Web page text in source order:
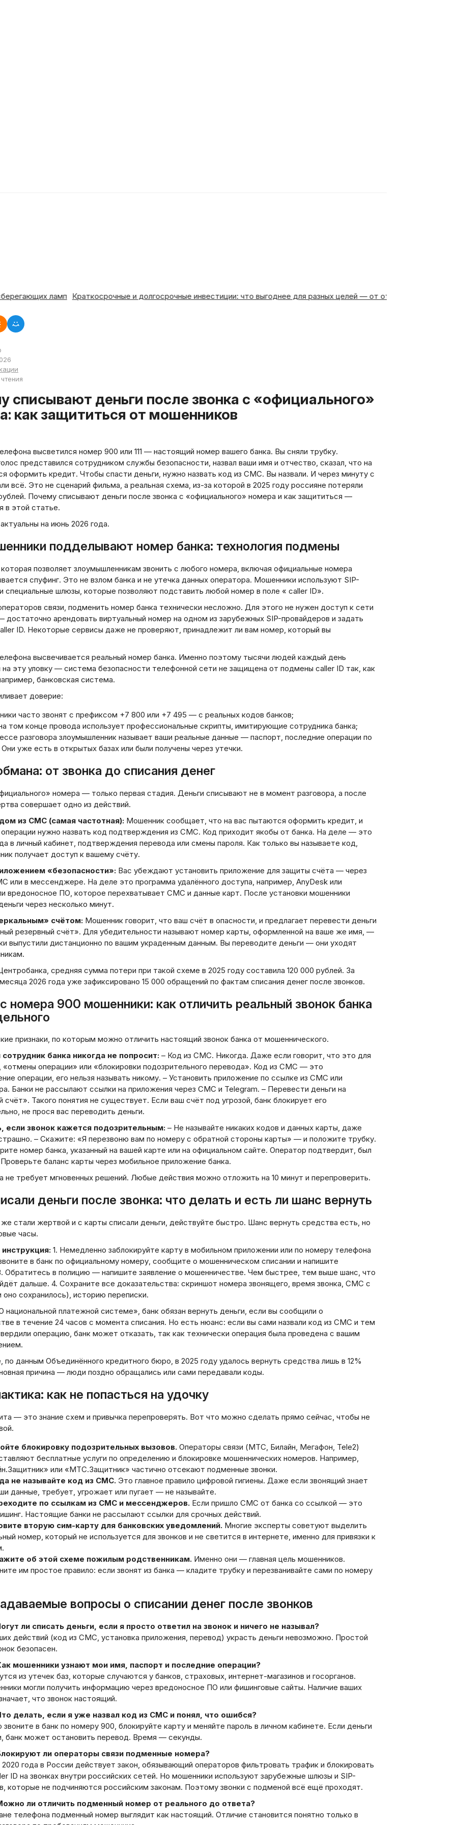
ламп Краткосрочные и долгосрочные инвестиции: что выгоднее для разных целей — от отпуска до пенсии
как защититься от мошенников
высветился номер 900 или 111 — настоящий номер вашего банка. Вы сняли трубку.
представился сотрудником службы безопасности, назвал ваши имя и отчество, сказал, что на
оформить кредит. Чтобы спасти деньги, нужно назвать код из СМС. Вы назвали. И через минуту с
всё. Это не сценарий фильма, а реальная схема, из-за которой в 2025 году россияне потеряли
Почему списывают деньги после звонка с «официального» номера и как защититься —
в этой статье.
на июнь 2026 года.
подделывают номер банка: технология подмены
которая позволяет злоумышленникам звонить с любого номера, включая официальные номера
спуфинг. Это не взлом банка и не утечка данных оператора. Мошенники используют SIP-
специальные шлюзы, которые позволяют подставить любой номер в поле « caller ID».
связи, подменить номер банка технически несложно. Для этого не нужен доступ к сети
достаточно арендовать виртуальный номер на одном из зарубежных SIP-провайдеров и задать
ID. Некоторые сервисы даже не проверяют, принадлежит ли вам номер, который вы
высвечивается реальный номер банка. Именно поэтому тысячи людей каждый день
эту уловку — система безопасности телефонной сети не защищена от подмены caller ID так, как
банковская система.
доверие:
часто звонят с префиксом +7 800 или +7 495 — с реальных кодов банков;
том конце провода использует профессиональные скрипты, имитирующие сотрудника банка;
разговора злоумышленник называет ваши реальные данные — паспорт, последние операции по
уже есть в открытых базах или были получены через утечки.
от звонка до списания денег
номера — только первая стадия. Деньги списывают не в момент разговора, а после
совершает одно из действий.
из СМС (самая частотная): Мошенник сообщает, что на вас пытаются оформить кредит, и
нужно назвать код подтверждения из СМС. Код приходит якобы от банка. На деле — это
в личный кабинет, подтверждения перевода или смены пароля. Как только вы называете код,
получает доступ к вашему счёту.
«безопасности»: Вас убеждают установить приложение для защиты счёта — через
или в мессенджере. На деле это программа удалённого доступа, например, AnyDesk или
вредоносное ПО, которое перехватывает СМС и данные карт. После установки мошенники
через несколько минут.
счётом: Мошенник говорит, что ваш счёт в опасности, и предлагает перевести деньги
резервный счёт». Для убедительности называют номер карты, оформленной на ваше же имя, —
выпустили дистанционно по вашим украденным данным. Вы переводите деньги — они уходят
средняя сумма потери при такой схеме в 2025 году составила 120 000 рублей. За
2026 года уже зафиксировано 15 000 обращений по фактам списания денег после звонков.
номера 900 мошенники: как отличить реальный звонок банка
признаки, по которым можно отличить настоящий звонок банка от мошеннического.
банка никогда не попросит: – Код из СМС. Никогда. Даже если говорит, что это для
«отмены операции» или «блокировки подозрительного перевода». Код из СМС — это
операции, его нельзя называть никому. – Установить приложение по ссылке из СМС или
Банки не рассылают ссылки на приложения через СМС и Telegram. – Перевести деньги на
счёт». Такого понятия не существует. Если ваш счёт под угрозой, банк блокирует его
не прося вас переводить деньги.
если звонок кажется подозрительным: – Не называйте никаких кодов и данных карты, даже
– Скажите: «Я перезвоню вам по номеру с обратной стороны карты» — и положите трубку.
номер банка, указанный на вашей карте или на официальном сайте. Оператор подтвердит, был
Проверьте баланс карты через мобильное приложение банка.
не требует мгновенных решений. Любые действия можно отложить на 10 минут и перепроверить.
деньги после звонка: что делать и есть ли шанс вернуть
стали жертвой и с карты списали деньги, действуйте быстро. Шанс вернуть средства есть, но
часы.
1. Немедленно заблокируйте карту в мобильном приложении или по номеру телефона
в банк по официальному номеру, сообщите о мошенническом списании и напишите
Обратитесь в полицию — напишите заявление о мошенничестве. Чем быстрее, тем выше шанс, что
дальше. 4. Сохраните все доказательства: скриншот номера звонящего, время звонка, СМС с
сохранилось), историю переписки.
национальной платежной системе», банк обязан вернуть деньги, если вы сообщили о
в течение 24 часов с момента списания. Но есть нюанс: если вы сами назвали код из СМС и тем
операцию, банк может отказать, так как технически операция была проведена с вашим
по данным Объединённого кредитного бюро, в 2025 году удалось вернуть средства лишь в 12%
причина — люди поздно обращались или сами передавали коды.
как не попасться на удочку
— это знание схем и привычка перепроверять. Вот что можно сделать прямо сейчас, чтобы не
блокировку подозрительных вызовов. Операторы связи (МТС, Билайн, Мегафон, Tele2)
бесплатные услуги по определению и блокировке мошеннических номеров. Например,
или «МТС.Защитник» частично отсекают подменные звонки.
не называйте код из СМС. Это главное правило цифровой гигиены. Даже если звонящий знает
данные, требует, угрожает или пугает — не называйте.
по ссылкам из СМС и мессенджеров. Если пришло СМС от банка со ссылкой — это
Настоящие банки не рассылают ссылки для срочных действий.
вторую сим-карту для банковских уведомлений. Многие эксперты советуют выделить
номер, который не используется для звонков и не светится в интернете, именно для привязки к
об этой схеме пожилым родственникам. Именно они — главная цель мошенников.
им простое правило: если звонят из банка — кладите трубку и перезванивайте сами по номеру
вопросы о списании денег после звонков
ли списать деньги, если я просто ответил на звонок и ничего не называл?
действий (код из СМС, установка приложения, перевод) украсть деньги невозможно. Простой
безопасен.
мошенники узнают мои имя, паспорт и последние операции?
из утечек баз, которые случаются у банков, страховых, интернет-магазинов и госорганов.
могли получить информацию через вредоносное ПО или фишинговые сайты. Наличие ваших
что звонок настоящий.
делать, если я уже назвал код из СМС и понял, что ошибся?
в банк по номеру 900, блокируйте карту и меняйте пароль в личном кабинете. Если деньги
банк может остановить перевод. Время — секунды.
ли операторы связи подменные номера?
года в России действует закон, обязывающий операторов фильтровать трафик и блокировать
ID на звонках внутри российских сетей. Но мошенники используют зарубежные шлюзы и SIP-
которые не подчиняются российским законам. Поэтому звонки с подменой всё ещё проходят.
ли отличить подменный номер от реального до ответа?
телефона подменный номер выглядит как настоящий. Отличие становится понятно только в
Вс
2
16
23
30